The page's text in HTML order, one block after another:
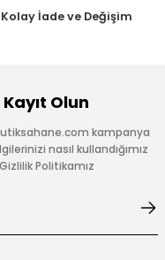
Kolay İade ve Değişim
Olun
kampanya
nasıl kullandığımız
Politikamız